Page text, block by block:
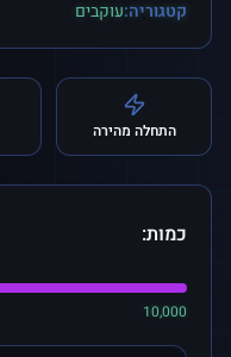
קטגוריה:עוקבים
התחלה מהירה
כמות:
10,000